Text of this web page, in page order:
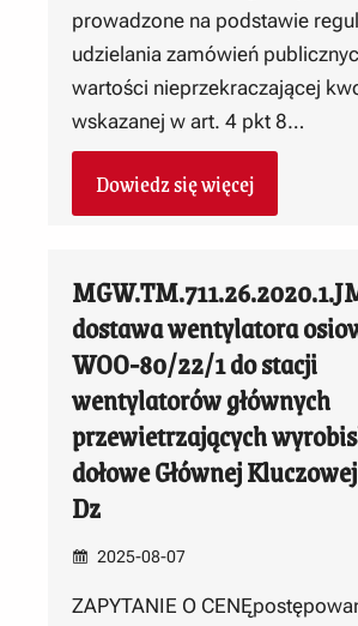
prowadzone na podstawie
udzielania zamówień
wartości nieprzekraczającej
wskazanej w art. 4 pkt 8…
Dowiedz się więcej
dostawa wentylatora
WOO-80/22/1 do stacji
wentylatorów głównych
przewietrzających
dołowe Głównej
Dz
2025-08-07
ZAPYTANIE O